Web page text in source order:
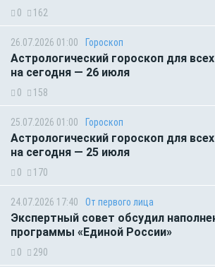
0 162
26.07.2026 01:00 Гороскоп
Астрологический гороскоп для
на сегодня — 26 июля
0 158
25.07.2026 01:00 Гороскоп
Астрологический гороскоп для
на сегодня — 25 июля
0 170
24.07.2026 17:40 От первого лица
Экспертный совет обсудил
программы «Единой России»
0 290